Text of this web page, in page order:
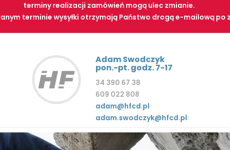
terminy realizacji zamówień mogą ulec zmianie.
terminie wysyłki otrzymają Państwo drogą e-mailową po
Adam Swodczyk
pon.-pt. godz. 7-17
34 390 67 38
609 022 808
adam@hfcd.pl
adam.swodczyk@hfcd.pl